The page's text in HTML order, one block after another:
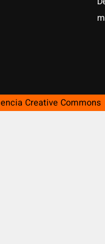
Creative Commons